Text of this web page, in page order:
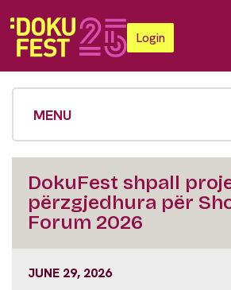
Login
MENU
DokuFest shpall
përzgjedhura për
Forum 2026
JUNE 29, 2026